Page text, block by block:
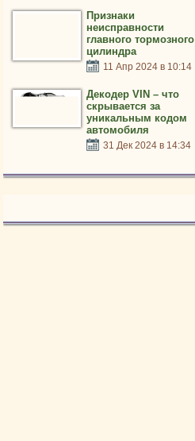
Признаки
неисправности
главного тормозного
цилиндра
11 Апр 2024 в 10:14
Декодер VIN – что
скрывается за
уникальным кодом
автомобиля
31 Дек 2024 в 14:34